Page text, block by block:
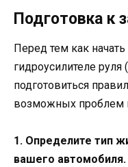
Подготовка к
Перед тем как
гидроусилителе
подготовиться
возможных проблем
1. Определите тип
вашего автомобиля.